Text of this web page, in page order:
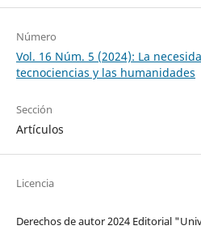
Número
Vol. 16 Núm. 5 (2024): La
tecnociencias y las humanidades
Sección
Artículos
Licencia
Derechos de autor 2024 Editorial